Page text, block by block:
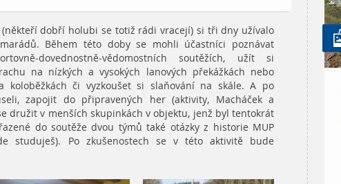
dobří holubi se totiž rádi vracejí) si tři dny užívalo
Během této doby se mohli účastníci poznávat
dovednostně-vědomostních soutěžích, užít si
na nízkých a vysokých lanových překážkách nebo
koloběžkách či vyzkoušet si slaňování na skále. A po
zapojit do připravených her (aktivity, Macháček a
družit v menších skupinkách v objektu, jenž byl tentokrát
do soutěže dvou týmů také otázky z historie MUP
studuješ). Po zkušenostech se v této aktivitě bude